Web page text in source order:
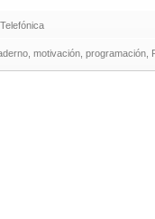
motivación programación